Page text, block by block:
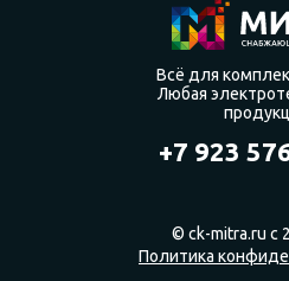
Всё для
Любая
+7 923
© ck-mitra.ru с
Политика